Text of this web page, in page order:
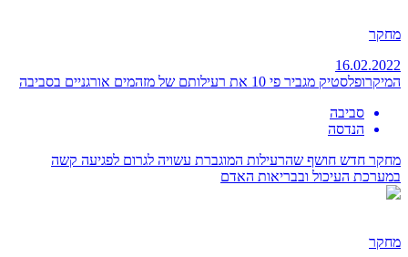
מחקר
16.02.2022
המיקרופלסטיק מגביר פי 10 את רעילותם של מזהמים אורגניים בסביבה
סביבה
הנדסה
מחקר חדש חושף שהרעילות המוגברת עשויה לגרום לפגיעה קשה
במערכת העיכול ובבריאות האדם
מחקר